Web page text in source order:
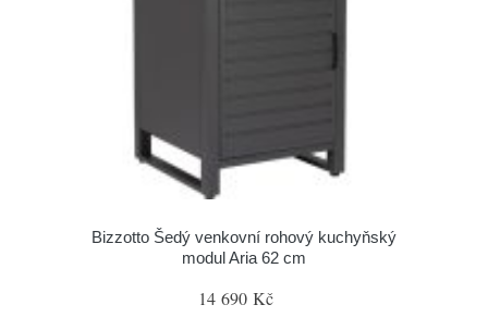
Bizzotto Šedý venkovní rohový kuchyňský
modul Aria 62 cm
14 690 Kč